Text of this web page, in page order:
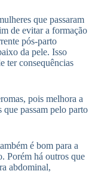
que passaram
de evitar a formação
pós-parto
da pele. Isso
ter consequências
pois melhora a
que passam pelo parto
é bom para a
Porém há outros que
abdominal,